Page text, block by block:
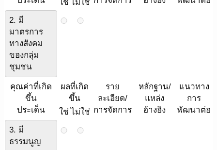
ใช่ ไม่ใช่
2. มี
มาตรการ
ทางสังคม
ของกลุ่ม
ชุมชน
คุณค่าที่เกิด
ขึ้น
ประเด็น
ผลที่เกิด
ขึ้น
ราย
ละเอียด/
การจัดการ
หลักฐาน/
แหล่ง
อ้างอิง
แนวทาง
การ
พัฒนาต่อ
ใช่ ไม่ใช่
3. มี
ธรรมนูญ